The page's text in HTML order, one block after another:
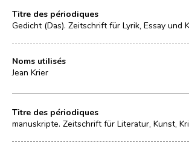
Titre des périodiques
Gedicht (Das). Zeitschrift für Lyrik, Essay und
Noms utilisés
Jean Krier
Titre des périodiques
manuskripte. Zeitschrift für Literatur, Kunst,